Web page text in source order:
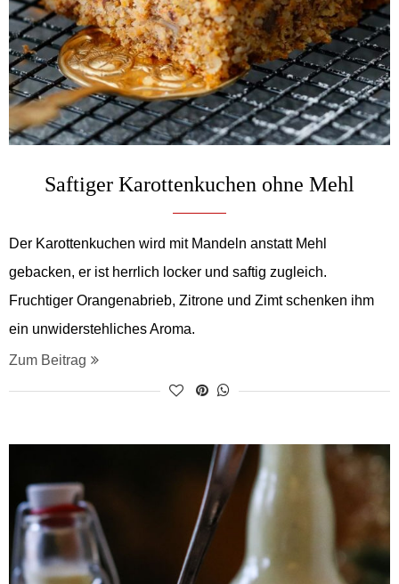
Saftiger Karottenkuchen ohne Mehl
Der Karottenkuchen wird mit Mandeln anstatt Mehl
gebacken, er ist herrlich locker und saftig zugleich.
Fruchtiger Orangenabrieb, Zitrone und Zimt schenken ihm
ein unwiderstehliches Aroma.
Zum Beitrag